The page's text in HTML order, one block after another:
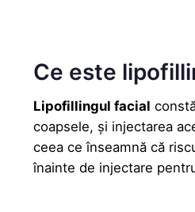
Ce este
Lipofillingul facial
coapsele, și injectarea
ceea ce înseamnă că
înainte de injectare